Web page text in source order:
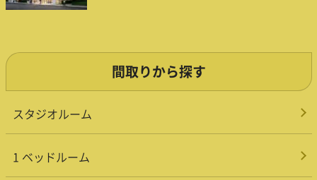
間取りから探す
スタジオルーム
1 ベッドルーム